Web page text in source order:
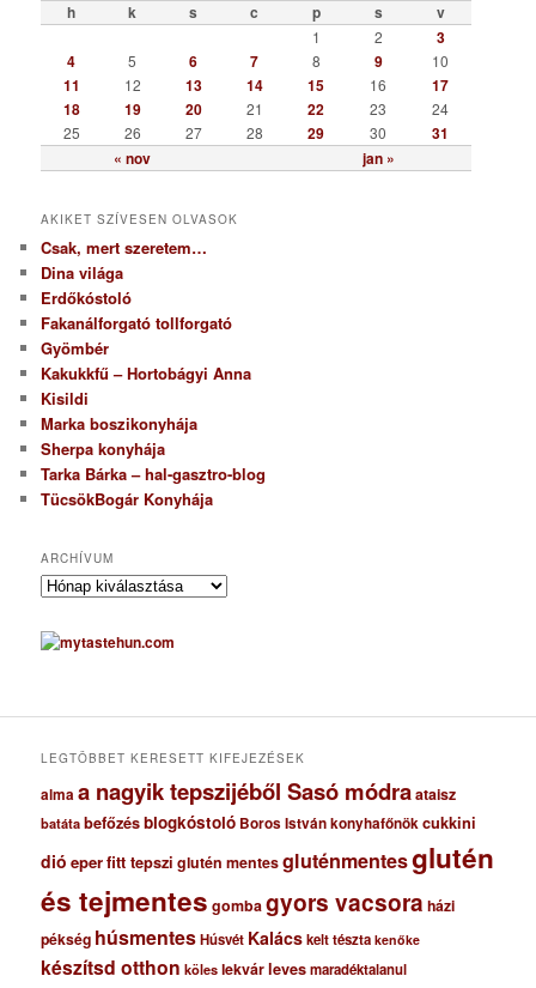
r
h k s c p s v
« nov jan »
1 2
3
4
5 6 7 8 9 10
11 12 13 14 15 16
17
18
19 20 21 22 23
24
25
26 27 28 29 30 31
AKIKET SZÍVESEN OLVASOK
Csak, mert szeretem…
Dina világa
Erdőkóstoló
Fakanálforgató tollforgató
Gyömbér
Kakukkfű – Hortobágyi Anna
Kisildi
Marka boszikonyhája
Sherpa konyhája
Tarka Bárka – hal-gasztro-blog
TücsökBogár Konyhája
ARCHÍVUM
A
c
h
u
LEGTÖBBET KERESETT KIFEJEZÉSEK
almaa nagyik tepszijéből Sasó módraataisz
batáta befőzésblogkóstoló Boros István konyhafőnökcukkini
dió eperfitt tepszi glutén mentesgluténmentesglutén
és tejmentes gombagyors vacsora házi
pékség húsmentesHúsvét Kalácskelt tészta kenőke
készítsd otthon köles lekvárlevesmaradéktalanul